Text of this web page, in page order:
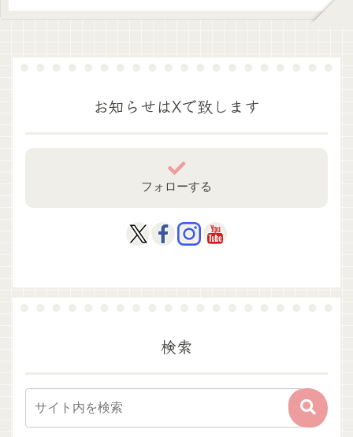
お知らせはXで致します
フォローする
検索